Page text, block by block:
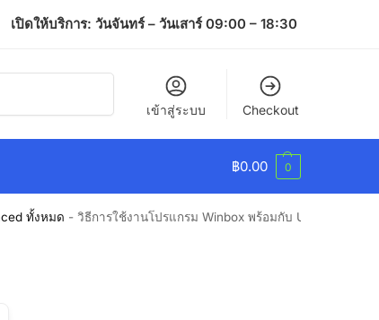
เปิดให้บริการ: วันจันทร์ – วันเสาร์ 09:00 – 18:30
เข้าสู่ระบบ Checkout
฿0.00 0
ทั้งหมด - วิธีการใช้งานโปรแกรม Winbox พร้อมกับ Upgrade